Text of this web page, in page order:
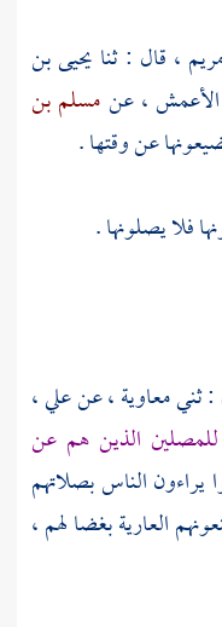
، قال : ثنا يحيى بن
الأعمش، عنمسلم بن
عن وقتها .
فلا يصلونها .
: ثنيمعاوية، عن علي،
الذين هم عن
يراءون الناس بصلاتهم
العارية بغضا لهم ،